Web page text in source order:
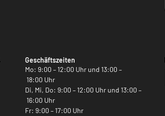
Geschäftszeiten
Mo: 9:00 – 12:00 Uhr und 13:00 –
18:00 Uhr
Di, Mi, Do: 9:00 – 12:00 Uhr und 13:00 –
16:00 Uhr
Fr: 9:00 – 17:00 Uhr